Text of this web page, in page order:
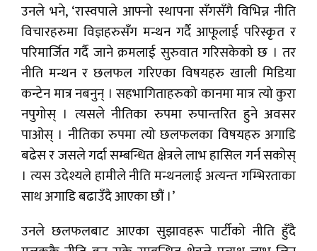
उनले भने, ‘रास्वपाले आफ्नो स्थापना सँगसँगै विभिन्न नीति
विचारहरुमा विज्ञहरुसँग मन्थन गर्दै आफूलाई परिस्कृत र
परिमार्जित गर्दै जाने क्रमलाई सुरुवात गरिसकेको छ । तर
नीति मन्थन र छलफल गरिएका विषयहरु खाली मिडिया
कन्टेन मात्र नबनुन् । सहभागिताहरुको कानमा मात्र त्यो कुरा
नपुगोस् । त्यसले नीतिका रुपमा रुपान्तरित हुने अवसर
पाओस् । नीतिका रुपमा त्यो छलफलका विषयहरु अगाडि
बढेस र जसले गर्दा सम्बन्धित क्षेत्रले लाभ हासिल गर्न सकोस्
। त्यस उदेश्यले हामीले नीति मन्थनलाई अत्यन्त गम्भिरताका
साथ अगाडि बढाउँदै आएका छौं ।’
उनले छलफलबाट आएका सुझावहरू पार्टीको नीति हुँदै